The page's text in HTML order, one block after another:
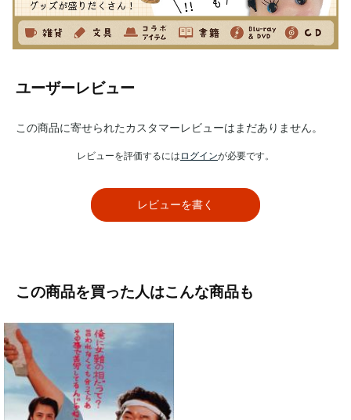
ユーザーレビュー
この商品に寄せられたカスタマーレビューはまだありません。
レビューを評価するには ログインが必要です。
レビューを書く
この商品を買った人はこんな商品も